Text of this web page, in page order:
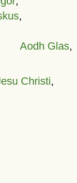
,
Aodh Glas,
Christi,